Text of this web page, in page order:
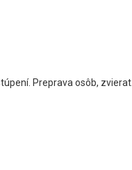
Preprava osôb, zvierat.